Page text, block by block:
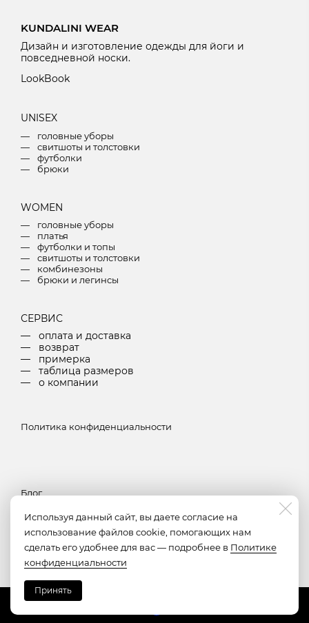
KUNDALINI WEAR
Дизайн и изготовление одежды для йоги и
повседневной носки.
LookBook
UNISEX
головные уборы
свитшоты и толстовки
футболки
брюки
WOMEN
головные уборы
платья
футболки и топы
свитшоты и толстовки
комбинезоны
брюки и легинсы
СЕРВИС
оплата и доставка
возврат
примерка
таблица размеров
о компании
Политика конфиденциальности
Блог
Подписка
Используя данный сайт, вы даете согласие на
использование файлов cookie, помогающих нам
сделать его удобнее для вас — подробнее в Политике
конфиденциальности
Принять